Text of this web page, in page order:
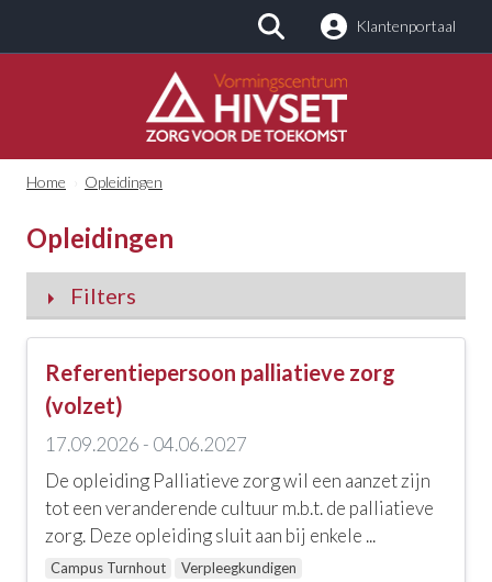
Zoeken Klantenportaal
Home Opleidingen
Opleidingen
Filters
Alle categorieën
Geestelijke gezondheidszorg
Communicatie, coaching, loopbaanbegeleiding en
leiderschap
Ouderenzorg
Referentiepersoon palliatieve zorg
(volzet)
17.09.2026 - 04.06.2027
De opleiding Palliatieve zorg wil een aanzet zijn
tot een veranderende cultuur m.b.t. de palliatieve
zorg. Deze opleiding sluit aan bij enkele ...
Campus Turnhout
Verpleegkundigen